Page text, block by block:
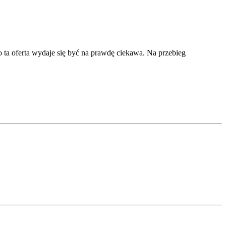
oferta wydaje się być na prawdę ciekawa. Na przebieg